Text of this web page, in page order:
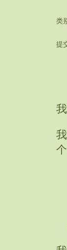
类
提